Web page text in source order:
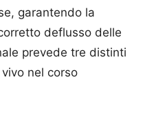
garantendo la
deflusso delle
prevede tre distinti
nel corso